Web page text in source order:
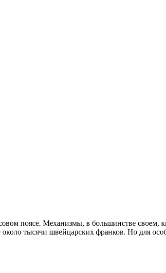
поясе. Механизмы, в большинстве своем,
тысячи швейцарских франков. Но для